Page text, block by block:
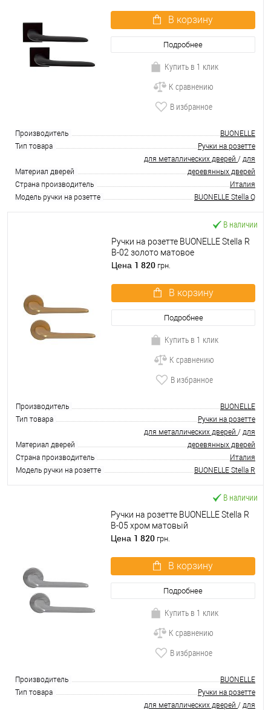
В корзину
Подробнее
Купить в 1 клик
К сравнению
В избранное
Производитель
BUONELLE
Тип товара
Ручки на розетте
Материал дверей
для металлических дверей / для
деревянных дверей
Страна производитель
Италия
Модель ручки на розетте
BUONELLE Stella Q
В наличии
Ручки на розетте BUONELLE Stella R
B-02 золото матовое
Цена 1 820 грн.
В корзину
Подробнее
Купить в 1 клик
К сравнению
В избранное
Производитель
BUONELLE
Тип товара
Ручки на розетте
Материал дверей
для металлических дверей / для
деревянных дверей
Страна производитель
Италия
Модель ручки на розетте
BUONELLE Stella R
В наличии
Ручки на розетте BUONELLE Stella R
B-05 хром матовый
Цена 1 820 грн.
В корзину
Подробнее
Купить в 1 клик
К сравнению
В избранное
Производитель
BUONELLE
Тип товара
Ручки на розетте
для металлических дверей / для